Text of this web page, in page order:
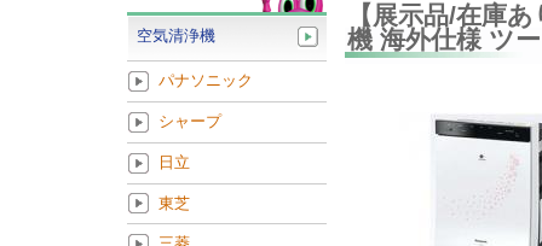
【展示品/在庫
機 海外仕様 ツ
空気清浄機
パナソニック
シャープ
日立
東芝